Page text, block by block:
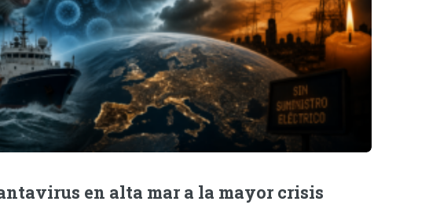
en alta mar a la mayor crisis